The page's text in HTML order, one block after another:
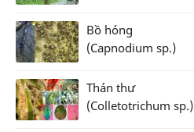
Bồ hóng
(Capnodium sp.)
Thán thư
(Colletotrichum sp.)